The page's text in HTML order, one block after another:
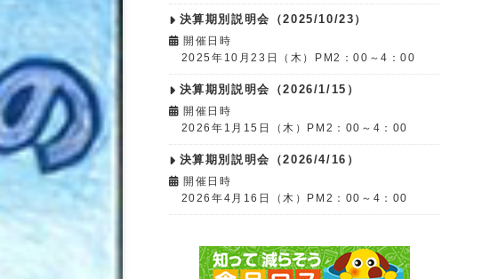
決算期別説明会（2025/10/23）
開催日時
2025年10月23日（木）PM2：00～4：00
決算期別説明会（2026/1/15）
開催日時
2026年1月15日（木）PM2：00～4：00
決算期別説明会（2026/4/16）
開催日時
2026年4月16日（木）PM2：00～4：00